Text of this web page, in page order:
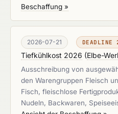
Beschaffung »
2026-07-21
Tiefkühlkost 2026 (Elbe-
Ausschreibung von
den Warengruppen Fleisch
Fisch, fleischlose
Nudeln, Backwaren,